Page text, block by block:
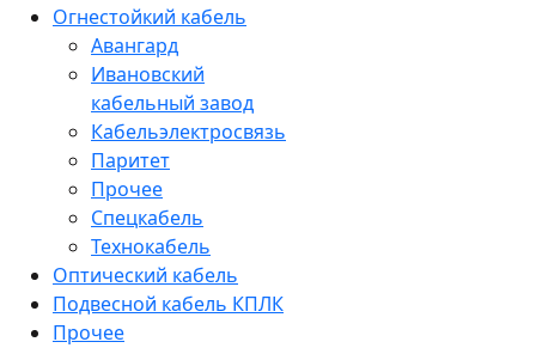
Огнестойкий кабель
Авангард
Ивановский
кабельный завод
Кабельэлектросвязь
Паритет
Прочее
Спецкабель
Технокабель
Оптический кабель
Подвесной кабель КПЛК
Прочее